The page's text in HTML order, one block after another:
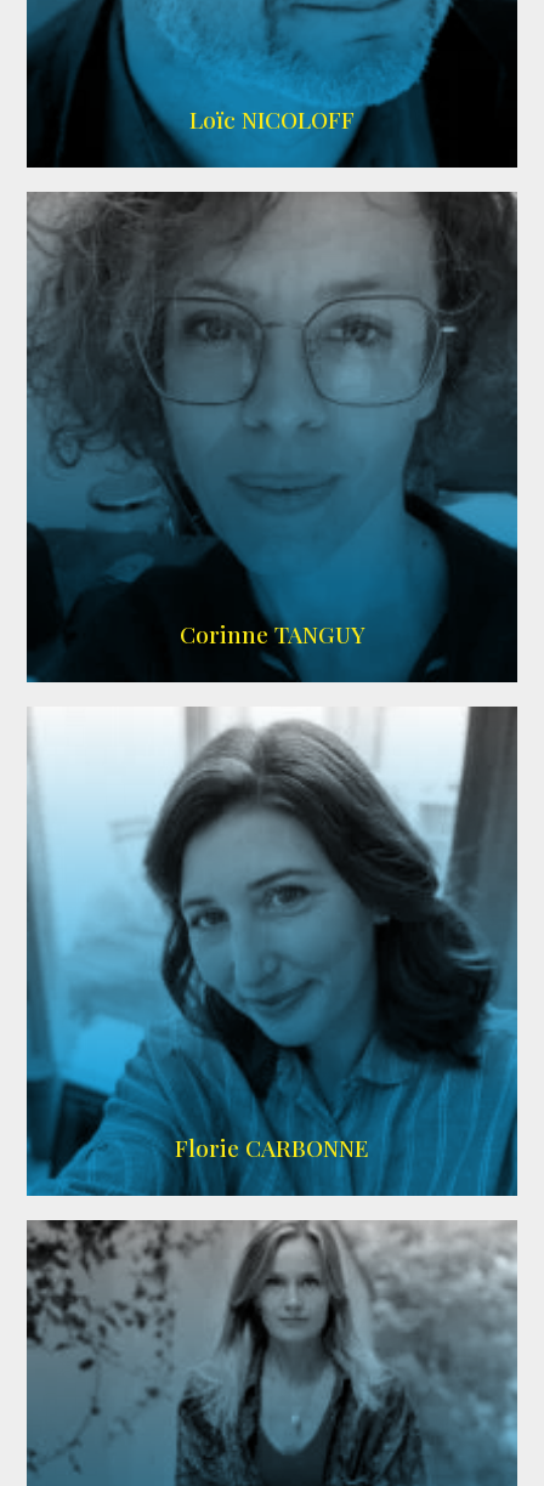
Wikipedia
Loïc NICOLOFF
SITE OFFICIEL
Corinne TANGUY
Imdb
Florie CARBONNE